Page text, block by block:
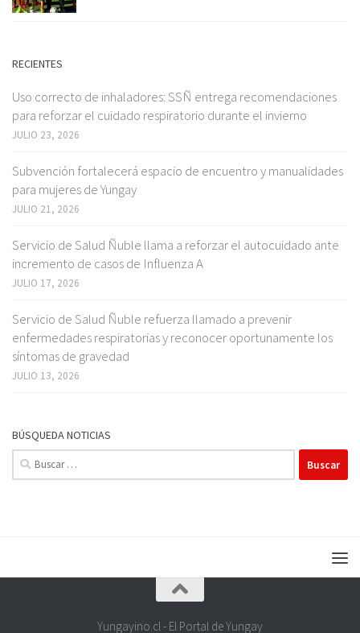
RECIENTES
Uso correcto de inhaladores: SSÑ entrega recomendaciones
para reforzar el cuidado respiratorio durante el invierno
JULIO 23, 2026
Subvención fortalecerá espacio de encuentro y manualidades
para mujeres de Yungay
JULIO 21, 2026
Servicio de Salud Ñuble llama a reforzar el autocuidado ante
incremento de casos de Influenza A
JULIO 17, 2026
Servicio de Salud Ñuble refuerza llamado a prevenir
enfermedades respiratorias y reconocer oportunamente los
síntomas de gravedad
JULIO 13, 2026
BÚSQUEDA NOTICIAS
Buscar:
Yungayino.cl - El Portal de Yungay